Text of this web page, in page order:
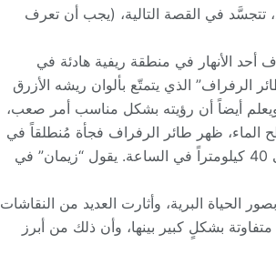
تتجسَّد في القصة التالية، (يجب أن تعرف
أحد الأنهار في منطقة ريفية هادئة في
الرفراف” الذي يتمتّع بألوان ريشه الأزرق
ويعلم أيضاً أن رؤيته بشكل مناسب أمر صعب،
ظهر طائر الرفراف فجأة مُنطلقاً في
خطٍ مستقيم منخفض فوق الماء، كأنه رصاصةٌ زرقاء تخترق الهواء بسرعة تصل إلى 40 كيلومتراً في الساعة. يقول “زيمان” في
الحياة البرية، وأثارت العديد من النقاشات
بشكلٍ كبير بينها، وأن ذلك من أبرز